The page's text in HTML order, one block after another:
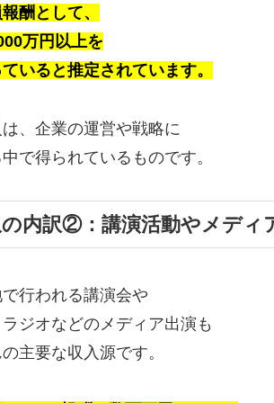
酬として、
万円以上を
いると推定されています。
、企業の運営や戦略に
で得られているものです。
内訳②：講演活動やメディ
行われる講演会や
ジオなどのメディア出演も
主要な収入源です。